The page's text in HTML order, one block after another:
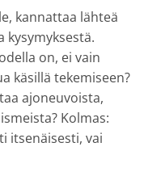
kannattaa lähteä
kysymyksestä.
on, ei vain
käsillä tekemiseen?
ajoneuvoista,
Kolmas:
itsenäisesti, vai